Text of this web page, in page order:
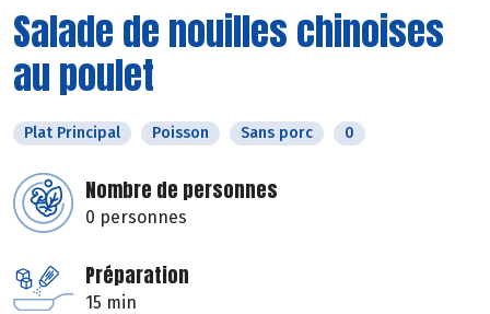
Salade de nouilles chinoises
au poulet
Plat Principal Poisson Sans porc 0
Nombre de personnes
0 personnes
Préparation
15 min